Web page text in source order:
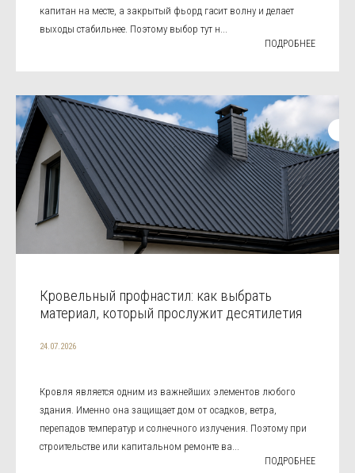
капитан на месте, а закрытый фьорд гасит волну и делает
выходы стабильнее. Поэтому выбор тут н...
ПОДРОБНЕЕ
Кровельный профнастил: как выбрать
материал, который прослужит десятилетия
24.07.2026
Кровля является одним из важнейших элементов любого
здания. Именно она защищает дом от осадков, ветра,
перепадов температур и солнечного излучения. Поэтому при
строительстве или капитальном ремонте ва...
ПОДРОБНЕЕ